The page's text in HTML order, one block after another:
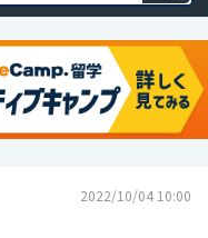
2022/10/04 10:00